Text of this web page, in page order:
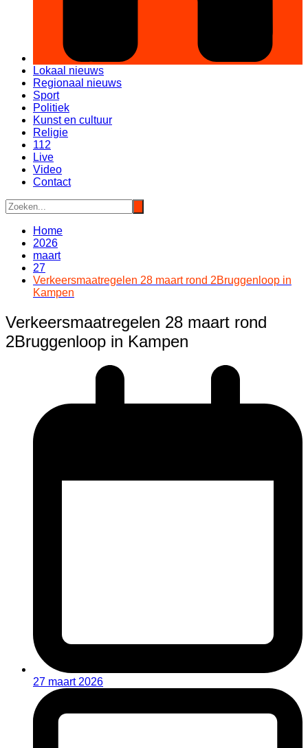
Lokaal nieuws
Regionaal nieuws
Sport
Politiek
Kunst en cultuur
Religie
112
Live
Video
Contact
Home
2026
maart
27
Verkeersmaatregelen 28 maart rond 2Bruggenloop in
Kampen
Verkeersmaatregelen 28 maart rond
2Bruggenloop in Kampen
27 maart 2026